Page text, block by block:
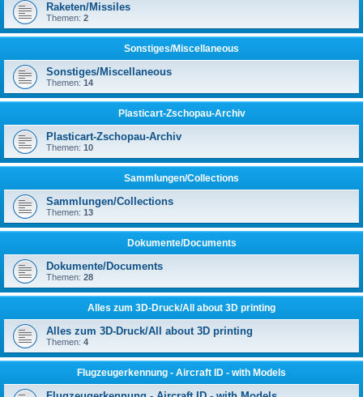
Raketen/Missiles
Themen: 2
Sonstiges/Miscellaneous
Sonstiges/Miscellaneous
Themen: 14
Plasticart-Zschopau-Archiv
Plasticart-Zschopau-Archiv
Themen: 10
Sammlungen/Collections
Sammlungen/Collections
Themen: 13
Dokumente/Documents
Dokumente/Documents
Themen: 28
Alles zum 3D-Druck/All about 3D printing
Alles zum 3D-Druck/All about 3D printing
Themen: 4
Flugzeugerkennung - Aircraft ID - with Models